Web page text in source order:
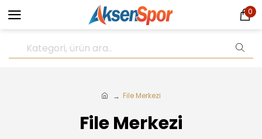
0
File Merkezi
File Merkezi